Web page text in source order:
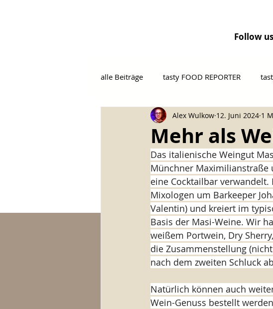
Follow
alle Beiträge tasty FOOD REPORTER
tasty BARS tasty GOURMET tasty
tasty ALPIN tasty CAFÉ tasty
Mehr als
Alex Wulkow 12. Juni 2024 1
Das italienische Weingut
Münchner Maximilianstraße
eine Cocktailbar
Mixologen um Barkeeper
Valentin) und kreiert im
Basis der Masi-Weine. Wir
weißem Portwein, Dry
die Zusammenstellung
nach dem zweiten Schluck
Natürlich können auch
Wein-Genuss bestellt